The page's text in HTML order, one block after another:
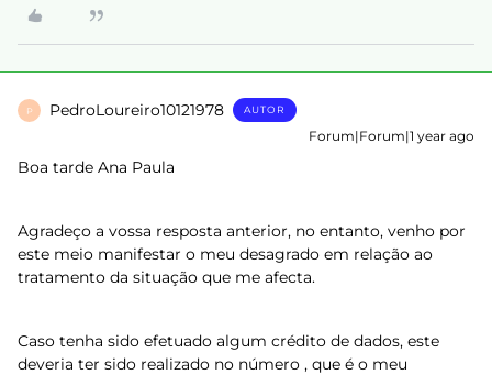
P PedroLoureiro10121978 AUTOR
Forum|Forum|1 year ago
Boa tarde Ana Paula
Agradeço a vossa resposta anterior, no entanto, venho por
este meio manifestar o meu desagrado em relação ao
tratamento da situação que me afecta.
Caso tenha sido efetuado algum crédito de dados, este
deveria ter sido realizado no número , que é o meu